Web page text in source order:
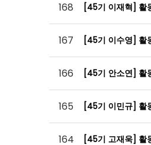
168 [45기 이재혁] 활
167 [45기 이수영] 활
166 [45기 안소연] 활
165 [45기 이민규] 활
164 [45기 고재욱] 활